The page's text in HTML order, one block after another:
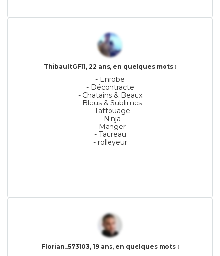
ThibaultGF11, 22 ans, en quelques mots :
- Enrobé
- Décontracte
- Chatains & Beaux
- Bleus & Sublimes
- Tattouage
- Ninja
- Manger
- Taureau
- rolleyeur
Florian_573103, 19 ans, en quelques mots :